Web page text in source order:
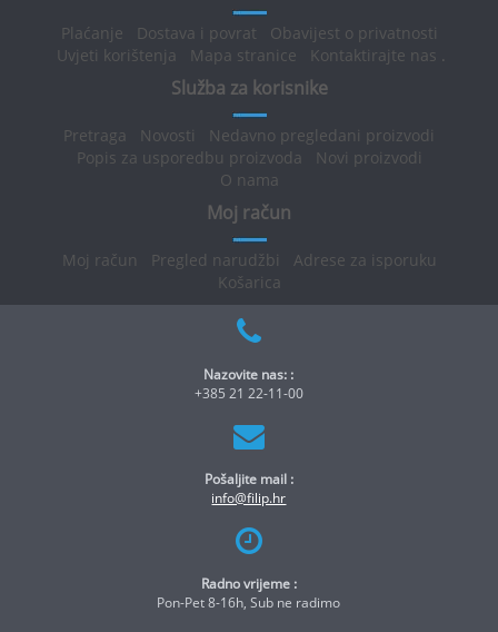
Plaćanje Dostava i povrat
Obavijest o privatnosti
Uvjeti korištenja
Mapa stranice Kontaktirajte nas .
Služba za korisnike
Pretraga Novosti
Nedavno pregledani proizvodi
Popis za usporedbu proizvoda
Novi proizvodi
O nama
Moj račun
Moj račun Pregled narudžbi
Adrese za isporuku
Košarica
Nazovite nas: :
+385 21 22-11-00
Pošaljite mail :
info@filip.hr
Radno vrijeme :
Pon-Pet 8-16h, Sub ne radimo